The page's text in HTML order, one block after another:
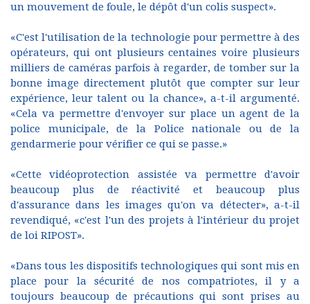
un mouvement de foule, le dépôt d'un colis suspect».
«C'est l'utilisation de la technologie pour permettre à des
opérateurs, qui ont plusieurs centaines voire plusieurs
milliers de caméras parfois à regarder, de tomber sur la
bonne image directement plutôt que compter sur leur
expérience, leur talent ou la chance», a-t-il argumenté.
«Cela va permettre d'envoyer sur place un agent de la
police municipale, de la Police nationale ou de la
gendarmerie pour vérifier ce qui se passe.»
«Cette vidéoprotection assistée va permettre d'avoir
beaucoup plus de réactivité et beaucoup plus
d'assurance dans les images qu'on va détecter», a-t-il
revendiqué, «c'est l'un des projets à l'intérieur du projet
de loi RIPOST».
«Dans tous les dispositifs technologiques qui sont mis en
place pour la sécurité de nos compatriotes, il y a
toujours beaucoup de précautions qui sont prises au